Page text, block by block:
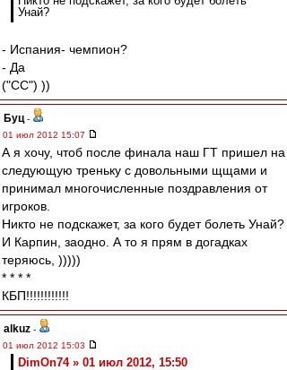
Унай?
- Испания- чемпион?
- Да
("CC") ))
Буц -
01 июл 2012 15:07
А я хочу, чтоб после финала наш ГТ пришел на
следующую треньку с довольными щщами и
принимал многочисленные поздравления от
игроков.
Никто не подскажет, за кого будет болеть Унай?
И Карпин, заодно. А то я прям в догадках
теряюсь, )))))
* * * *
КБП!!!!!!!!!!!!
alkuz -
01 июл 2012 15:03
DimOn74 » 01 июл 2012, 15:50